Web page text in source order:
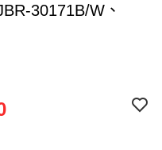
30171B/W、